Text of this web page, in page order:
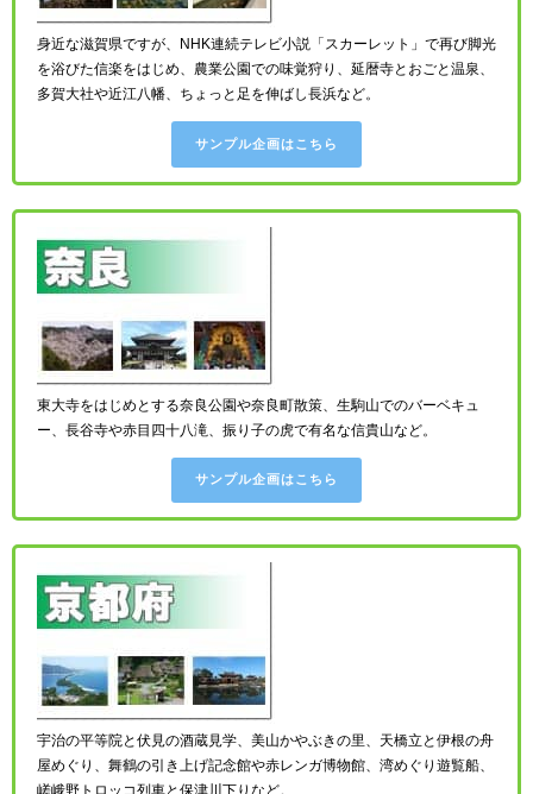
身近な滋賀県ですが、NHK連続テレビ小説「スカーレット」で再び脚光
を浴びた信楽をはじめ、農業公園での味覚狩り、延暦寺とおごと温泉、
多賀大社や近江八幡、ちょっと足を伸ばし長浜など。
サンプル企画はこちら
東大寺をはじめとする奈良公園や奈良町散策、生駒山でのバーベキュ
ー、長谷寺や赤目四十八滝、振り子の虎で有名な信貴山など。
サンプル企画はこちら
宇治の平等院と伏見の酒蔵見学、美山かやぶきの里、天橋立と伊根の舟
屋めぐり、舞鶴の引き上げ記念館や赤レンガ博物館、湾めぐり遊覧船、
嵯峨野トロッコ列車と保津川下りなど。